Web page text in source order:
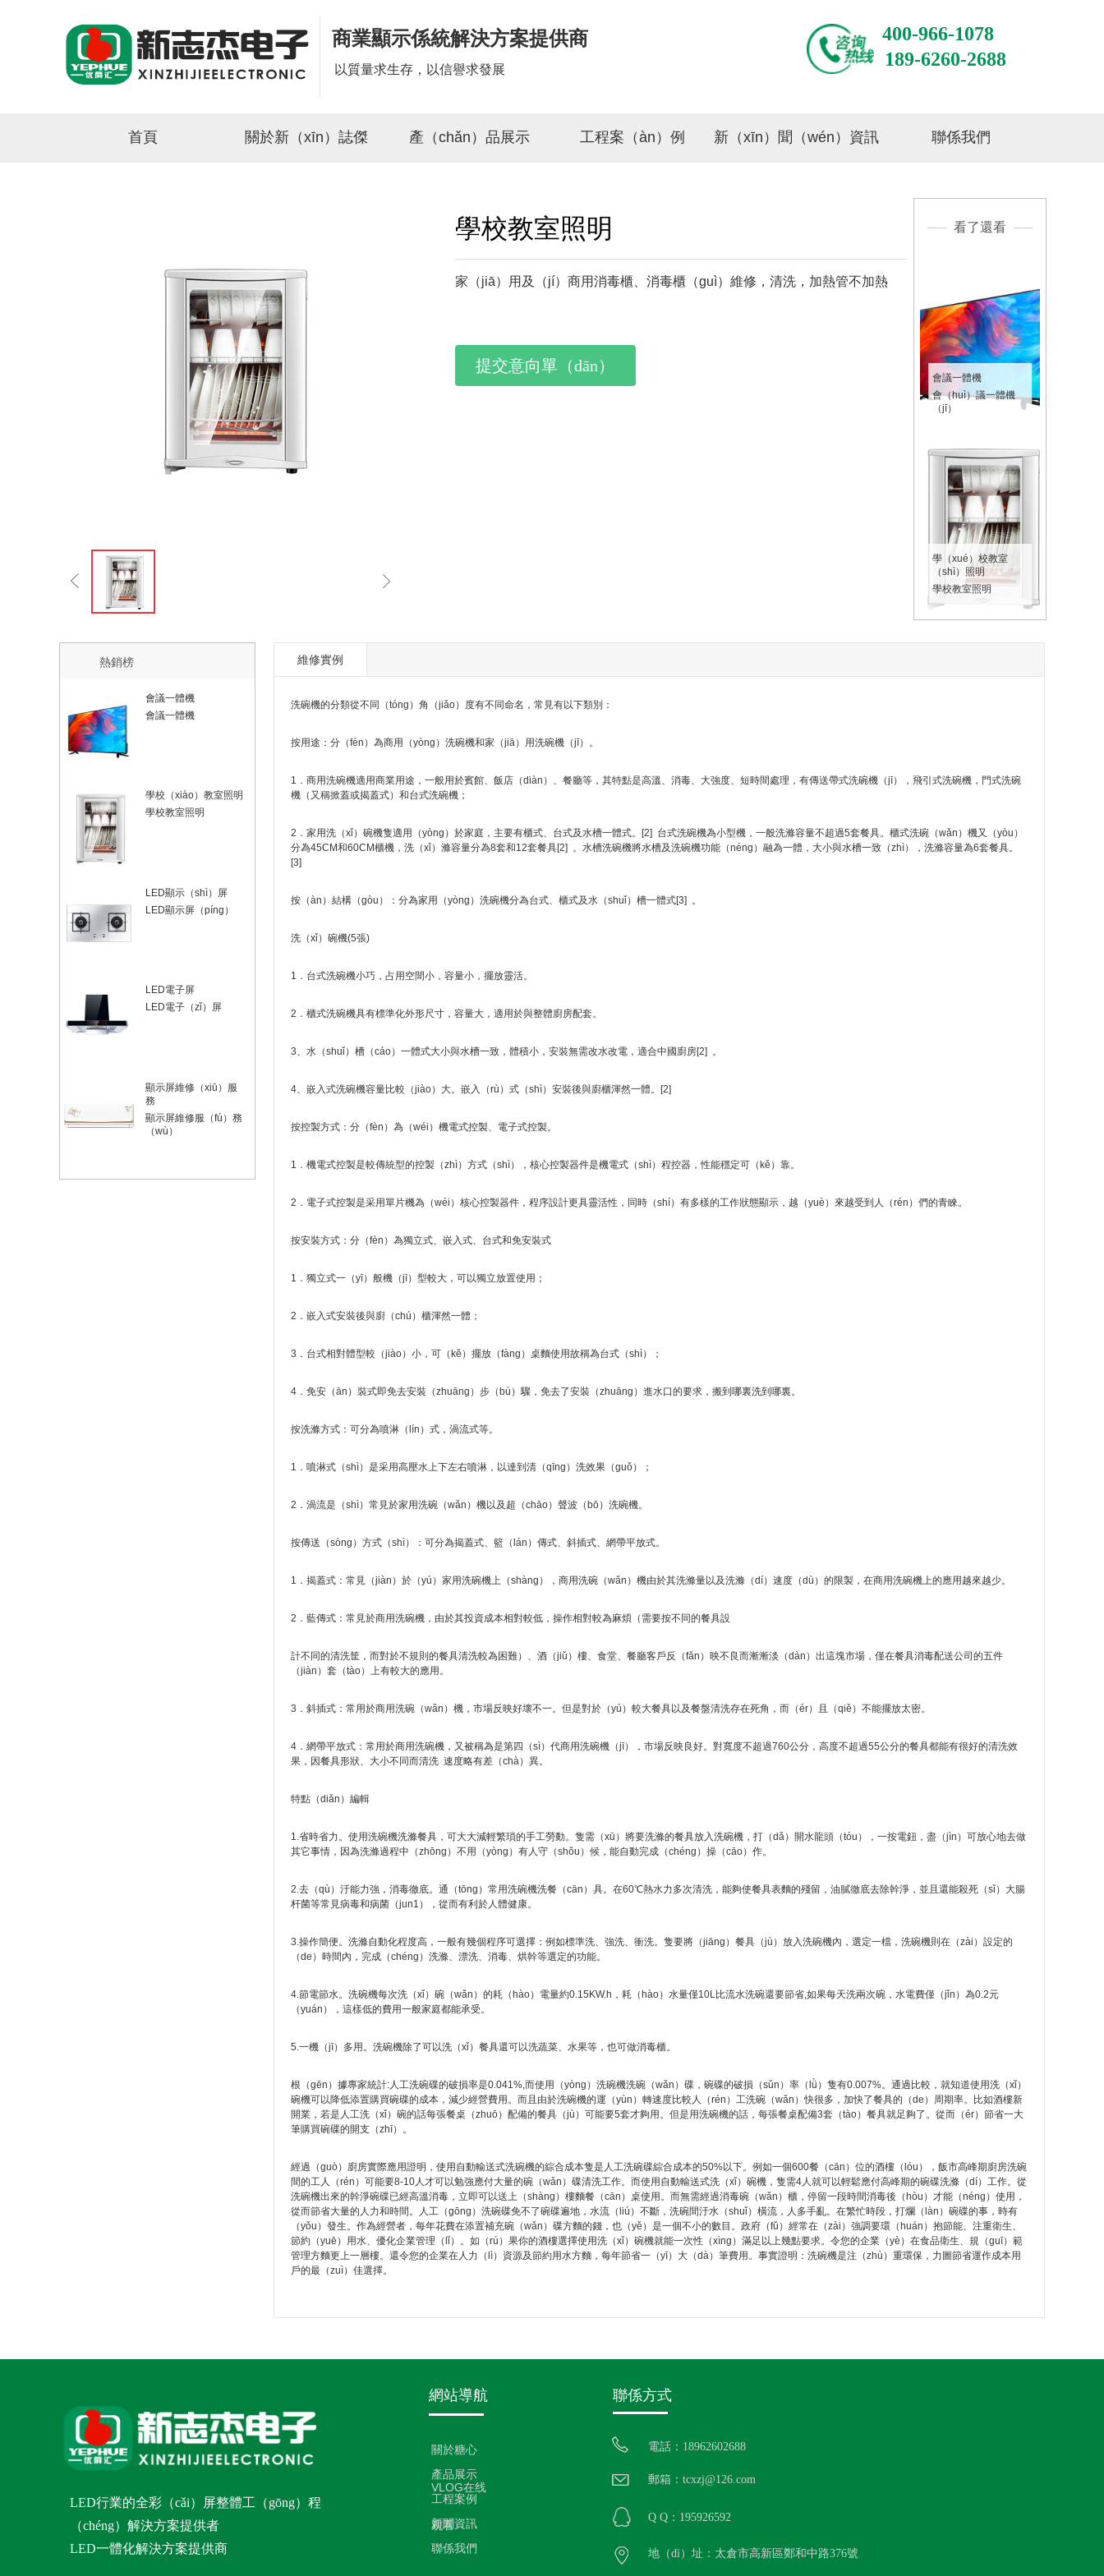
商業顯示係統解決方案提供商
以質量求生存，以信譽求發展
400-966-1078
189-6260-2688
首頁 關於新（xīn）誌傑 產（chǎn）品展示 工程案（àn）例 新（xīn）聞（wén）資訊 聯係我們
看了還看
會議一體機
會（huì）議一體機
（jī）
學（xué）校教室
（shì）照明
學校教室照明
學校教室照明
家（jiā）用及（jí）商用消毒櫃、消毒櫃（guì）維修，清洗，加熱管不加熱
提交意向單（dān）
熱銷榜
會議一體機
會議一體機
學校（xiào）教室照明
學校教室照明
LED顯示（shì）屏
LED顯示屏（píng）
LED電子屏
LED電子（zǐ）屏
顯示屏維修（xiū）服
務
顯示屏維修服（fú）務
（wù）
維修實例
洗碗機的分類從不同（tóng）角（jiǎo）度有不同命名，常見有以下類別：
按用途：分（fèn）為商用（yòng）洗碗機和家（jiā）用洗碗機（jī）。
1．商用洗碗機適用商業用途，一般用於賓館、飯店（diàn）、餐廳等，其特點是高溫、消毒、大強度、短時間處理，有傳送帶式洗碗機（jī），飛引式洗碗機，門式洗碗
機（又稱掀蓋或揭蓋式）和台式洗碗機；
2．家用洗（xǐ）碗機隻適用（yòng）於家庭，主要有櫃式、台式及水槽一體式。[2] 台式洗碗機為小型機，一般洗滌容量不超過5套餐具。櫃式洗碗（wǎn）機又（yòu）
分為45CM和60CM櫃機，洗（xǐ）滌容量分為8套和12套餐具[2] 。水槽洗碗機將水槽及洗碗機功能（néng）融為一體，大小與水槽一致（zhì），洗滌容量為6套餐具。
[3]
按（àn）結構（gòu）：分為家用（yòng）洗碗機分為台式、櫃式及水（shuǐ）槽一體式[3] 。
洗（xǐ）碗機(5張)
1．台式洗碗機小巧，占用空間小，容量小，擺放靈活。
2．櫃式洗碗機具有標準化外形尺寸，容量大，適用於與整體廚房配套。
3、水（shuǐ）槽（cáo）一體式大小與水槽一致，體積小，安裝無需改水改電，適合中國廚房[2] 。
4、嵌入式洗碗機容量比較（jiào）大。嵌入（rù）式（shì）安裝後與廚櫃渾然一體。[2]
按控製方式：分（fèn）為（wéi）機電式控製、電子式控製。
1．機電式控製是較傳統型的控製（zhì）方式（shì），核心控製器件是機電式（shì）程控器，性能穩定可（kě）靠。
2．電子式控製是采用單片機為（wéi）核心控製器件，程序設計更具靈活性，同時（shí）有多樣的工作狀態顯示，越（yuè）來越受到人（rén）們的青睞。
按安裝方式：分（fèn）為獨立式、嵌入式、台式和免安裝式
1．獨立式一（yī）般機（jī）型較大，可以獨立放置使用；
2．嵌入式安裝後與廚（chú）櫃渾然一體；
3．台式相對體型較（jiào）小，可（kě）擺放（fàng）桌麵使用故稱為台式（shì）；
4．免安（ān）裝式即免去安裝（zhuāng）步（bù）驟，免去了安裝（zhuāng）進水口的要求，搬到哪裏洗到哪裏。
按洗滌方式：可分為噴淋（lín）式，渦流式等。
1．噴淋式（shì）是采用高壓水上下左右噴淋，以達到清（qīng）洗效果（guǒ）；
2．渦流是（shì）常見於家用洗碗（wǎn）機以及超（chāo）聲波（bō）洗碗機。
按傳送（sòng）方式（shì）：可分為揭蓋式、籃（lán）傳式、斜插式、網帶平放式。
1．揭蓋式：常見（jiàn）於（yú）家用洗碗機上（shàng），商用洗碗（wǎn）機由於其洗滌量以及洗滌（dí）速度（dù）的限製，在商用洗碗機上的應用越來越少。
2．藍傳式：常見於商用洗碗機，由於其投資成本相對較低，操作相對較為麻煩（需要按不同的餐具設
計不同的清洗筐，而對於不規則的餐具清洗較為困難）、酒（jiǔ）樓、食堂、餐廳客戶反（fǎn）映不良而漸漸淡（dàn）出這塊市場，僅在餐具消毒配送公司的五件
（jiàn）套（tào）上有較大的應用。
3．斜插式：常用於商用洗碗（wǎn）機，市場反映好壞不一。但是對於（yú）較大餐具以及餐盤清洗存在死角，而（ér）且（qiě）不能擺放太密。
4．網帶平放式：常用於商用洗碗機，又被稱為是第四（sì）代商用洗碗機（jī），市場反映良好。對寬度不超過760公分，高度不超過55公分的餐具都能有很好的清洗效
果，因餐具形狀、大小不同而清洗 速度略有差（chà）異。
特點（diǎn）編輯
1.省時省力。使用洗碗機洗滌餐具，可大大減輕繁瑣的手工勞動。隻需（xū）將要洗滌的餐具放入洗碗機，打（dǎ）開水龍頭（tóu），一按電鈕，盡（jìn）可放心地去做
其它事情，因為洗滌過程中（zhōng）不用（yòng）有人守（shǒu）候，能自動完成（chéng）操（cāo）作。
2.去（qù）汙能力強，消毒徹底。通（tōng）常用洗碗機洗餐（cān）具。在60℃熱水力多次清洗，能夠使餐具表麵的殘留，油膩徹底去除幹淨，並且還能殺死（sǐ）大腸
杆菌等常見病毒和病菌（jun1），從而有利於人體健康。
3.操作簡便。洗滌自動化程度高，一般有幾個程序可選擇：例如標準洗、強洗、衝洗。隻要將（jiāng）餐具（jù）放入洗碗機內，選定一檔，洗碗機則在（zài）設定的
（de）時間內，完成（chéng）洗滌、漂洗、消毒、烘幹等選定的功能。
4.節電節水。洗碗機每次洗（xǐ）碗（wǎn）的耗（hào）電量約0.15KW.h，耗（hào）水量僅10L比流水洗碗還要節省,如果每天洗兩次碗，水電費僅（jǐn）為0.2元
（yuán），這樣低的費用一般家庭都能承受。
5.一機（jī）多用。洗碗機除了可以洗（xǐ）餐具還可以洗蔬菜、水果等，也可做消毒櫃。
根（gēn）據專家統計:人工洗碗碟的破損率是0.041%,而使用（yòng）洗碗機洗碗（wǎn）碟，碗碟的破損（sǔn）率（lǜ）隻有0.007%。通過比較，就知道使用洗（xǐ）
碗機可以降低添置購買碗碟的成本，減少經營費用。而且由於洗碗機的運（yùn）轉速度比較人（rén）工洗碗（wǎn）快很多，加快了餐具的（de）周期率。比如酒樓新
開業，若是人工洗（xǐ）碗的話每張餐桌（zhuō）配備的餐具（jù）可能要5套才夠用。但是用洗碗機的話，每張餐桌配備3套（tào）餐具就足夠了。從而（ér）節省一大
筆購買碗碟的開支（zhī）。
經過（guò）廚房實際應用證明，使用自動輸送式洗碗機的綜合成本隻是人工洗碗碟綜合成本的50%以下。例如一個600餐（cān）位的酒樓（lóu），飯市高峰期廚房洗碗
間的工人（rén）可能要8-10人才可以勉強應付大量的碗（wǎn）碟清洗工作。而使用自動輸送式洗（xǐ）碗機，隻需4人就可以輕鬆應付高峰期的碗碟洗滌（dí）工作。從
洗碗機出來的幹淨碗碟已經高溫消毒，立即可以送上（shàng）樓麵餐（cān）桌使用。而無需經過消毒碗（wǎn）櫃，停留一段時間消毒後（hòu）才能（néng）使用，
從而節省大量的人力和時間。人工（gōng）洗碗碟免不了碗碟遍地，水流（liú）不斷，洗碗間汙水（shuǐ）橫流，人多手亂。在繁忙時段，打爛（làn）碗碟的事，時有
（yǒu）發生。作為經營者，每年花費在添置補充碗（wǎn）碟方麵的錢，也（yě）是一個不小的數目。政府（fǔ）經常在（zài）強調要環（huán）抱節能、注重衛生、
節約（yuē）用水、優化企業管理（lǐ）。如（rú）果你的酒樓選擇使用洗（xǐ）碗機就能一次性（xìng）滿足以上幾點要求。令您的企業（yè）在食品衛生、規（guī）範
管理方麵更上一層樓。還令您的企業在人力（lì）資源及節約用水方麵，每年節省一（yī）大（dà）筆費用。事實證明：洗碗機是注（zhù）重環保，力圖節省運作成本用
戶的最（zuì）佳選擇。
LED行業的全彩（cǎi）屏整體工（gōng）程
（chéng）解決方案提供者
LED一體化解決方案提供商
網站導航
關於糖心
VLOG在线
观看
產品展示
工程案例
新聞資訊
聯係我們
聯係方式
電話：18962602688
郵箱：tcxzj@126.com
Q Q：195926592
地（dì）址：太倉市高新區鄭和中路376號